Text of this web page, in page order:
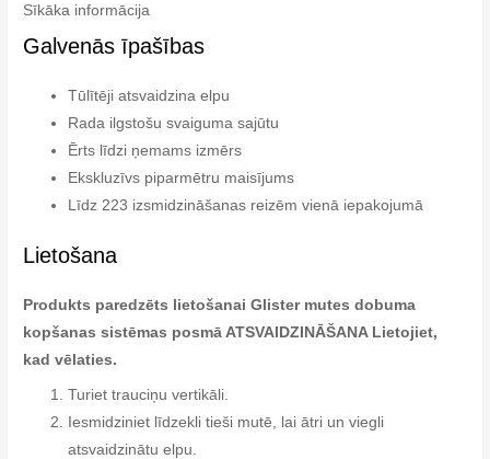
Sīkāka informācija
Galvenās īpašības
Tūlītēji atsvaidzina elpu
Rada ilgstošu svaiguma sajūtu
Ērts līdzi ņemams izmērs
Ekskluzīvs piparmētru maisījums
Līdz 223 izsmidzināšanas reizēm vienā iepakojumā
Lietošana
Produkts paredzēts lietošanai Glister mutes dobuma
kopšanas sistēmas posmā ATSVAIDZINĀŠANA Lietojiet,
kad vēlaties.
Turiet trauciņu vertikāli.
Iesmidziniet līdzekli tieši mutē, lai ātri un viegli
atsvaidzinātu elpu.